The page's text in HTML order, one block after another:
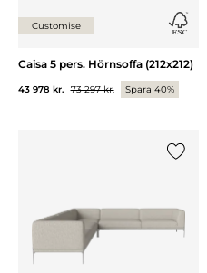
Customise
Caisa 5 pers. Hörnsoffa (212x212)
43 978 kr. 73 297 kr. Spara 40%